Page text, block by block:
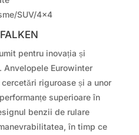
SUV/4×4
pentru inovația și
Eurowinter
riguroase și a unor
superioare în
benzii de rulare
în timp ce